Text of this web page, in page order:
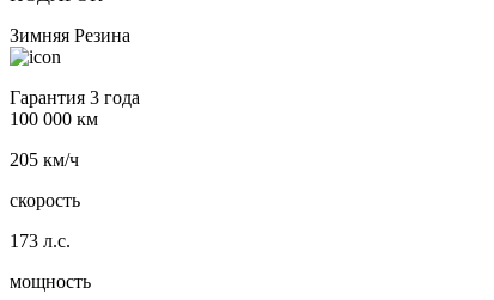
Зимняя Резина
Гарантия 3 года
100 000 км
205 км/ч
скорость
173 л.с.
мощность